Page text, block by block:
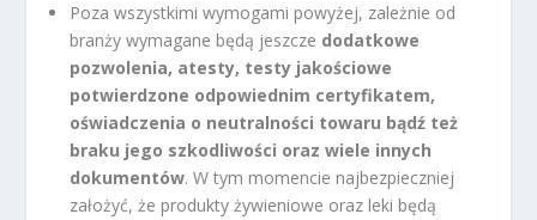
Poza wszystkimi wymogami powyżej, zależnie od
branży wymagane będą jeszcze dodatkowe
pozwolenia, atesty, testy jakościowe
potwierdzone odpowiednim certyfikatem,
oświadczenia o neutralności towaru bądź też
braku jego szkodliwości oraz wiele innych
dokumentów. W tym momencie najbezpieczniej
założyć, że produkty żywieniowe oraz leki będą